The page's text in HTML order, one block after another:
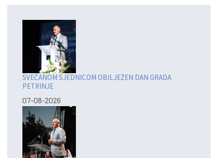
SVEČANOM SJEDNICOM OBILJEŽEN DAN GRADA
PETRINJE
07-08-2026